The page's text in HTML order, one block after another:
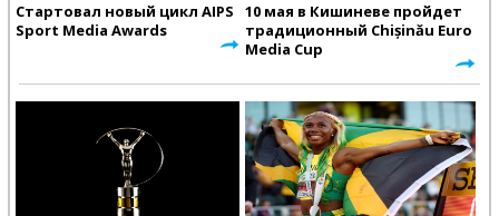
Стартовал новый цикл AIPS
Sport Media Awards
10 мая в Кишиневе пройдет
традиционный Chișinău Euro
Media Cup